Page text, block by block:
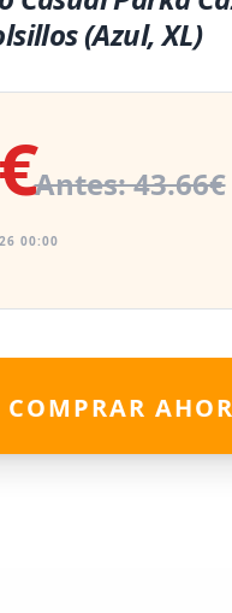
(Azul, XL)
Antes: 43.66€
00:00
COMPRAR